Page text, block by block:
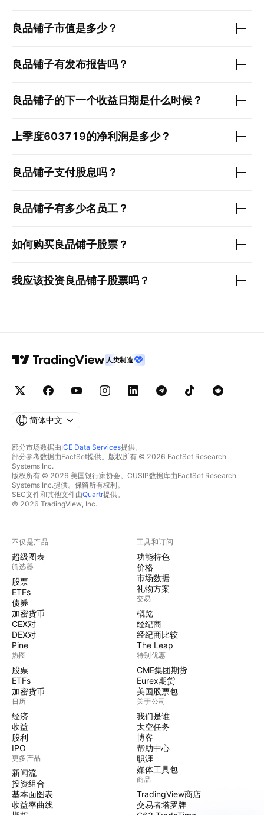
良品铺子市值是多少？
良品铺子有发布报告吗？
良品铺子的下一个收益日期是什么时候？
上季度603719的净利润是多少？
良品铺子支付股息吗？
良品铺子有多少名员工？
如何购买良品铺子股票？
我应该投资良品铺子股票吗？
人类制造
简体中文
部分市场数据由ICE Data Services提供。
部分参考数据由FactSet提供。版权所有 © 2026 FactSet Research
Systems Inc.
版权所有 © 2026 美国银行家协会。CUSIP数据库由FactSet Research
Systems Inc.提供。保留所有权利。
SEC文件和其他文件由Quartr提供。
© 2026 TradingView, Inc.
不仅是产品
超级图表
筛选器
股票
ETFs
债券
加密货币
CEX对
DEX对
Pine
热图
股票
ETFs
加密货币
日历
经济
收益
股利
IPO
更多产品
新闻流
投资组合
基本面图表
收益率曲线
工具和订阅
功能特色
价格
市场数据
礼物方案
交易
概览
经纪商
经纪商比较
The Leap
特别优惠
CME集团期货
Eurex期货
美国股票包
关于公司
我们是谁
太空任务
博客
帮助中心
职涯
媒体工具包
商品
TradingView商店
交易者塔罗牌